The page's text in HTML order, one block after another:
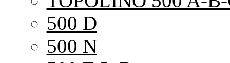
500 D
500 N